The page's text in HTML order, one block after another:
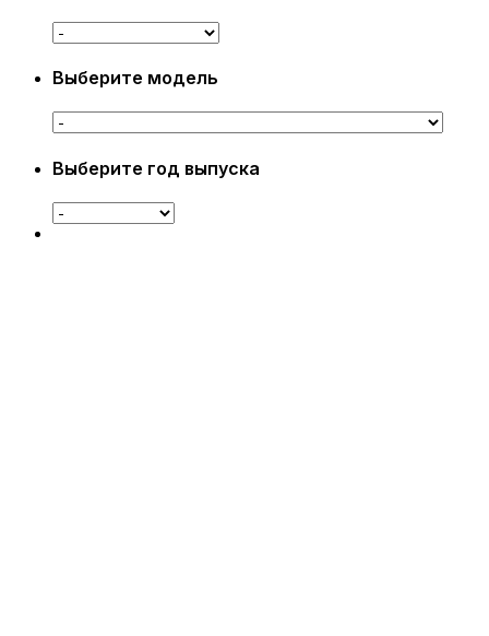
Выберите модель
Выберите год выпуска